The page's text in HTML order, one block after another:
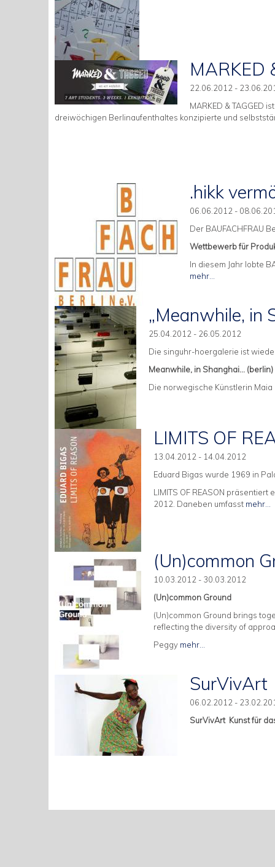
MARKED
22.06.2012 -
MARKED & TAGGED
dreiwöchigen Berlinaufenthaltes konzipierte und
.hikk
06.06.2012 -
Der BAUFACHFRAU
Wettbewerb für
In diesem Jahr lobte
mehr...
„Meanwhile, in
25.04.2012 - 26.05.2012
Die singuhr-hoergalerie ist
Meanwhile, in Shanghai... (berlin)
Die norwegische Künstlerin
LIMITS OF
13.04.2012 - 14.04.2012
Eduard Bigas wurde 1969 in
LIMITS OF REASON
2012. Daneben umfasst mehr...
(Un)common
10.03.2012 - 30.03.2012
(Un)common Ground
(Un)common Ground brings
reflecting the diversity of
Peggy mehr...
SurVivArt
06.02.2012 -
SurVivArt  Kunst für